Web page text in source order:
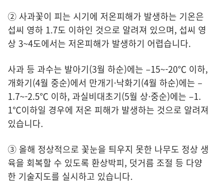
② 사과꽃이 피는 시기에 저온피해가 발생하는 기온은
섭씨 영하 1.7도 이하인 것으로 알려져 있으며, 섭씨 영
상 3~4도에서는 저온피해가 발생하기 어렵습니다.
사과 등 과수는 발아기(3월 하순)에는 –15~-20℃ 이하,
개화기(4월 중순)에서 만개기·낙화기(4월 하순)에는 –
1.7~-2.5℃ 이하, 과실비대초기(5월 상·중순)에는 –1.
1℃이하일 경우에 저온 피해가 발생하는 것으로 알려져
있습니다.
③ 올해 정상적으로 꽃눈을 틔우지 못한 나무도 정상 생
육을 회복할 수 있도록 환상박피, 덧거름 조절 등 다양
한 기술지도를 실시하고 있습니다.